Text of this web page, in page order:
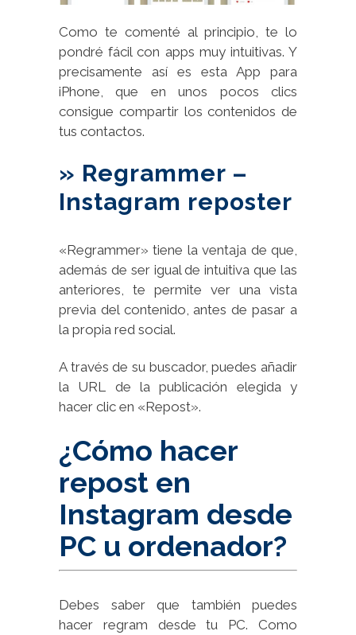
Como te comenté al principio, te lo
pondré fácil con apps muy intuitivas. Y
precisamente así es esta App para
iPhone, que en unos pocos clics
consigue compartir los contenidos de
tus contactos.
» Regrammer –
Instagram reposter
«Regrammer» tiene la ventaja de que,
además de ser igual de intuitiva que las
anteriores, te permite ver una vista
previa del contenido, antes de pasar a
la propia red social.
A través de su buscador, puedes añadir
la URL de la publicación elegida y
hacer clic en «Repost».
¿Cómo hacer
repost en
Instagram desde
PC u ordenador?
Debes saber que también puedes
hacer regram desde tu PC. Como